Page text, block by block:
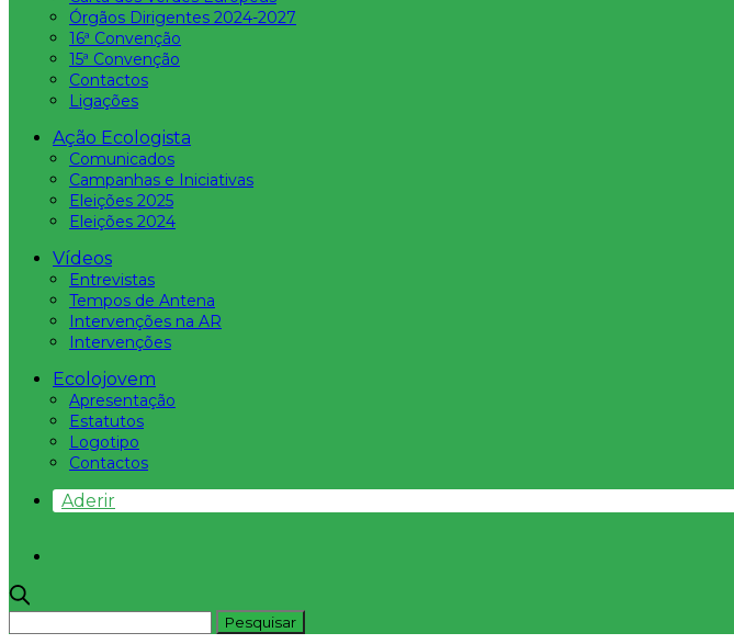
Órgãos Dirigentes 2024-2027
16ª Convenção
15ª Convenção
Contactos
Ligações
Ação Ecologista
Comunicados
Campanhas e Iniciativas
Eleições 2025
Eleições 2024
Vídeos
Entrevistas
Tempos de Antena
Intervenções na AR
Intervenções
Ecolojovem
Apresentação
Estatutos
Logotipo
Contactos
Aderir